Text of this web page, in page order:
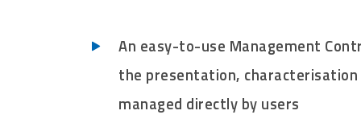
An easy-to-use Management
the presentation,
managed directly by users